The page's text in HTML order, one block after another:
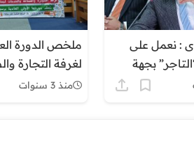
: نعمل على
بجهة
ملخص الدورة
لغرفة التجارة
والخدمات لجهة
منذ 3 سنوات